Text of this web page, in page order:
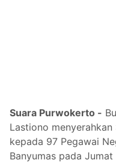
Suara Purwokerto -
Lastiono menyerahkan
kepada 97 Pegawai
Banyumas pada